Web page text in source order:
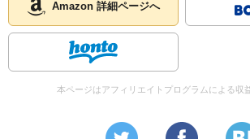
Amazon 詳細ページへ
本ページはアフィリエイトプログラムによる収